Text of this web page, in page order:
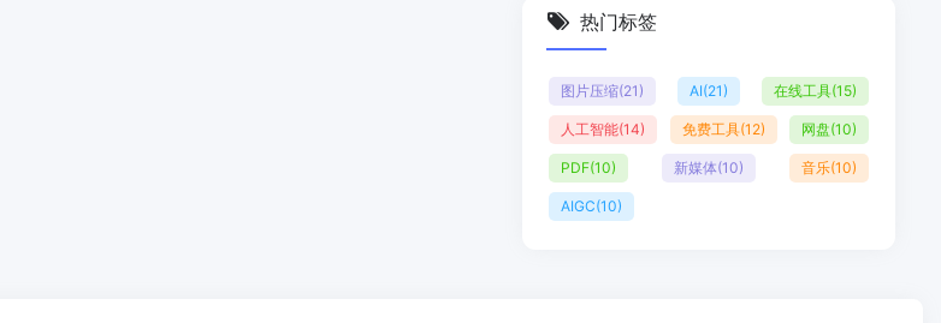
热门标签
图片压缩(21) AI(21) 在线工具(15)
人工智能(14) 免费工具(12) 网盘(10)
PDF(10) 新媒体(10) 音乐(10)
AIGC(10)